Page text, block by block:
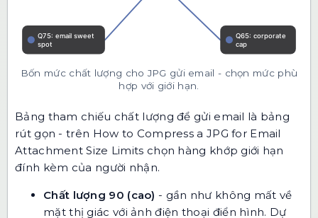
Bốn mức chất lượng cho JPG gửi email - chọn mức phù
hợp với giới hạn.
Bảng tham chiếu chất lượng để gửi email là bảng
rút gọn - trên How to Compress a JPG for Email
Attachment Size Limits chọn hàng khớp giới hạn
đính kèm của người nhận.
Chất lượng 90 (cao) - gần như không mất về
mặt thị giác với ảnh điện thoại điển hình. Dự